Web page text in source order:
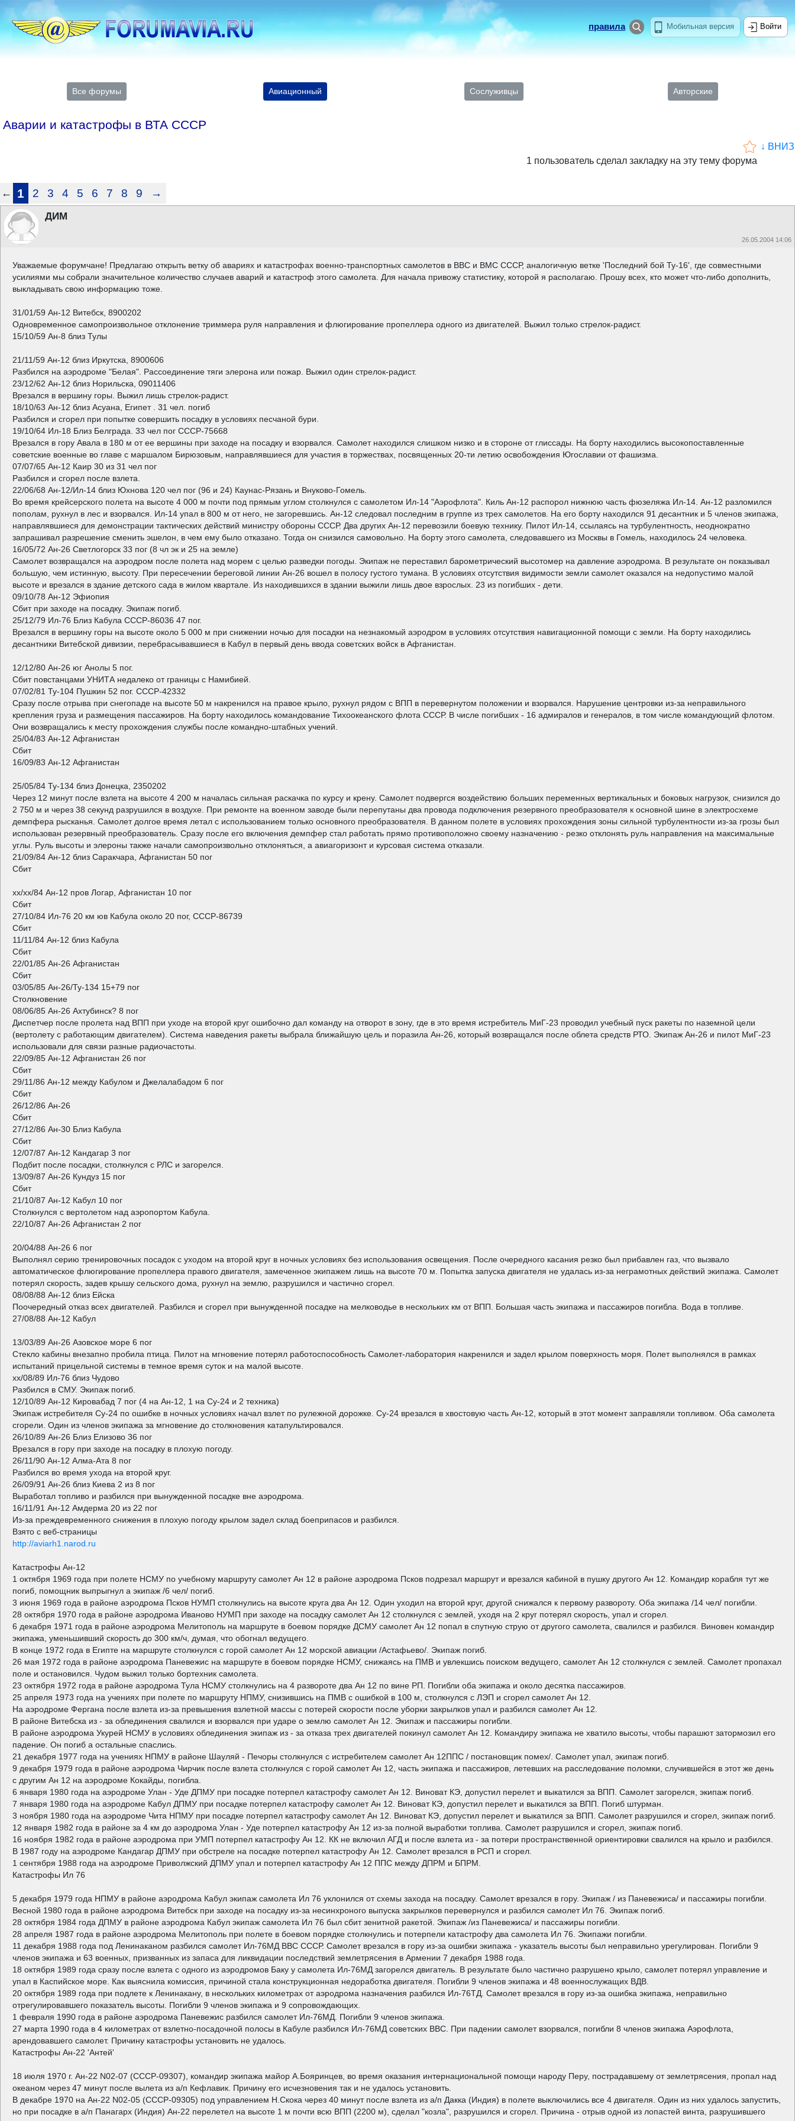
Мобильная версия
правила Войти
Все форумы Авиационный Сослуживцы Авторские
Аварии и катастрофы в ВТА СССР
1 пользователь сделал закладку на эту тему форума
↓ ВНИЗ
← 1 2 3 4 5 6 7 8 9 →
ДИМ
26.05.2004 14:06
Уважаемые форумчане! Предлагаю открыть ветку об авариях и катастрофах военно-транспортных самолетов в ВВС и ВМС СССР, аналогичную ветке 'Последний бой Ту-16', где совместными
усилиями мы собрали значительное количество случаев аварий и катастроф этого самолета. Для начала привожу статистику, которой я располагаю. Прошу всех, кто может что-либо дополнить,
выкладывать свою информацию тоже.
31/01/59 Ан-12 Витебск, 8900202
Одновременное самопроизвольное отклонение триммера руля направления и флюгирование пропеллера одного из двигателей. Выжил только стрелок-радист.
15/10/59 Ан-8 близ Тулы
21/11/59 Ан-12 близ Иркутска, 8900606
Разбился на аэродроме "Белая". Рассоединение тяги элерона или пожар. Выжил один стрелок-радист.
23/12/62 Ан-12 близ Норильска, 09011406
Врезался в вершину горы. Выжил лишь стрелок-радист.
18/10/63 Ан-12 близ Асуана, Египет . 31 чел. погиб
Разбился и сгорел при попытке совершить посадку в условиях песчаной бури.
19/10/64 Ил-18 Близ Белграда. 33 чел пог СССР-75668
Врезался в гору Авала в 180 м от ее вершины при заходе на посадку и взорвался. Самолет находился слишком низко и в стороне от глиссады. На борту находились высокопоставленные
советские военные во главе с маршалом Бирюзовым, направлявшиеся для участия в торжествах, посвященных 20-ти летию освобождения Югославии от фашизма.
07/07/65 Ан-12 Каир 30 из 31 чел пог
Разбился и сгорел после взлета.
22/06/68 Ан-12/Ил-14 близ Юхнова 120 чел пог (96 и 24) Каунас-Рязань и Внуково-Гомель.
Во время крейсерского полета на высоте 4 000 м почти под прямым углом столкнулся с самолетом Ил-14 "Аэрофлота". Киль Ан-12 распорол нижнюю часть фюзеляжа Ил-14. Ан-12 разломился
пополам, рухнул в лес и взорвался. Ил-14 упал в 800 м от него, не загоревшись. Ан-12 следовал последним в группе из трех самолетов. На его борту находился 91 десантник и 5 членов экипажа,
направлявшиеся для демонстрации тактических действий министру обороны СССР. Два других Ан-12 перевозили боевую технику. Пилот Ил-14, ссылаясь на турбулентность, неоднократно
запрашивал разрешение сменить эшелон, в чем ему было отказано. Тогда он снизился самовольно. На борту этого самолета, следовавшего из Москвы в Гомель, находилось 24 человека.
16/05/72 Ан-26 Светлогорск 33 пог (8 чл эк и 25 на земле)
Самолет возвращался на аэродром после полета над морем с целью разведки погоды. Экипаж не переставил барометрический высотомер на давление аэродрома. В результате он показывал
большую, чем истинную, высоту. При пересечении береговой линии Ан-26 вошел в полосу густого тумана. В условиях отсутствия видимости земли самолет оказался на недопустимо малой
высоте и врезался в здание детского сада в жилом квартале. Из находившихся в здании выжили лишь двое взрослых. 23 из погибших - дети.
09/10/78 Ан-12 Эфиопия
Сбит при заходе на посадку. Экипаж погиб.
25/12/79 Ил-76 Близ Кабула СССР-86036 47 пог.
Врезался в вершину горы на высоте около 5 000 м при снижении ночью для посадки на незнакомый аэродром в условиях отсутствия навигационной помощи с земли. На борту находились
десантники Витебской дивизии, перебрасывавшиеся в Кабул в первый день ввода советских войск в Афганистан.
12/12/80 Ан-26 юг Анолы 5 пог.
Сбит повстанцами УНИТА недалеко от границы с Намибией.
07/02/81 Ту-104 Пушкин 52 пог. СССР-42332
Сразу после отрыва при снегопаде на высоте 50 м накренился на правое крыло, рухнул рядом с ВПП в перевернутом положении и взорвался. Нарушение центровки из-за неправильного
крепления груза и размещения пассажиров. На борту находилось командование Тихоокеанского флота СССР. В числе погибших - 16 адмиралов и генералов, в том числе командующий флотом.
Они возвращались к месту прохождения службы после командно-штабных учений.
25/04/83 Ан-12 Афганистан
Сбит
16/09/83 Ан-12 Афганистан
25/05/84 Ту-134 близ Донецка, 2350202
Через 12 минут после взлета на высоте 4 200 м началась сильная раскачка по курсу и крену. Самолет подвергся воздействию больших переменных вертикальных и боковых нагрузок, снизился до
2 750 м и через 38 секунд разрушился в воздухе. При ремонте на военном заводе были перепутаны два провода подключения резервного преобразователя к основной шине в электросхеме
демпфера рысканья. Самолет долгое время летал с использованием только основного преобразователя. В данном полете в условиях прохождения зоны сильной турбулентности из-за грозы был
использован резервный преобразователь. Сразу после его включения демпфер стал работать прямо противоположно своему назначению - резко отклонять руль направления на максимальные
углы. Руль высоты и элероны также начали самопроизвольно отклоняться, а авиагоризонт и курсовая система отказали.
21/09/84 Ан-12 близ Саракчара, Афганистан 50 пог
Сбит
хх/хх/84 Ан-12 пров Логар, Афганистан 10 пог
Сбит
27/10/84 Ил-76 20 км юв Кабула около 20 пог, СССР-86739
Сбит
11/11/84 Ан-12 близ Кабула
Сбит
22/01/85 Ан-26 Афганистан
Сбит
03/05/85 Ан-26/Ту-134 15+79 пог
Столкновение
08/06/85 Ан-26 Ахтубинск? 8 пог
Диспетчер после пролета над ВПП при уходе на второй круг ошибочно дал команду на отворот в зону, где в это время истребитель МиГ-23 проводил учебный пуск ракеты по наземной цели
(вертолету с работающим двигателем). Система наведения ракеты выбрала ближайшую цель и поразила Ан-26, который возвращался после облета средств РТО. Экипаж Ан-26 и пилот МиГ-23
использовали для связи разные радиочастоты.
22/09/85 Ан-12 Афганистан 26 пог
Сбит
29/11/86 Ан-12 между Кабулом и Джелалабадом 6 пог
Сбит
26/12/86 Ан-26
Сбит
27/12/86 Ан-30 Близ Кабула
Сбит
12/07/87 Ан-12 Кандагар 3 пог
Подбит после посадки, столкнулся с РЛС и загорелся.
13/09/87 Ан-26 Кундуз 15 пог
Сбит
21/10/87 Ан-12 Кабул 10 пог
Столкнулся с вертолетом над аэропортом Кабула.
22/10/87 Ан-26 Афганистан 2 пог
20/04/88 Ан-26 6 пог
Выполнял серию тренировочных посадок с уходом на второй круг в ночных условиях без использования освещения. После очередного касания резко был прибавлен газ, что вызвало
автоматическое флюгирование пропеллера правого двигателя, замеченное экипажем лишь на высоте 70 м. Попытка запуска двигателя не удалась из-за неграмотных действий экипажа. Самолет
потерял скорость, задев крышу сельского дома, рухнул на землю, разрушился и частично сгорел.
08/08/88 Ан-12 близ Ейска
Поочередный отказ всех двигателей. Разбился и сгорел при вынужденной посадке на мелководье в нескольких км от ВПП. Большая часть экипажа и пассажиров погибла. Вода в топливе.
27/08/88 Ан-12 Кабул
13/03/89 Ан-26 Азовское море 6 пог
Стекло кабины внезапно пробила птица. Пилот на мгновение потерял работоспособность Самолет-лаборатория накренился и задел крылом поверхность моря. Полет выполнялся в рамках
испытаний прицельной системы в темное время суток и на малой высоте.
хх/08/89 Ил-76 близ Чудово
Разбился в СМУ. Экипаж погиб.
12/10/89 Ан-12 Кировабад 7 пог (4 на Ан-12, 1 на Су-24 и 2 техника)
Экипаж истребителя Су-24 по ошибке в ночных условиях начал взлет по рулежной дорожке. Су-24 врезался в хвостовую часть Ан-12, который в этот момент заправляли топливом. Оба самолета
сгорели. Один из членов экипажа за мгновение до столкновения катапультировался.
26/10/89 Ан-26 Близ Елизово 36 пог
Врезался в гору при заходе на посадку в плохую погоду.
26/11/90 Ан-12 Алма-Ата 8 пог
Разбился во время ухода на второй круг.
26/09/91 Ан-26 близ Киева 2 из 8 пог
Выработал топливо и разбился при вынужденной посадке вне аэродрома.
16/11/91 Ан-12 Амдерма 20 из 22 пог
Из-за преждевременного снижения в плохую погоду крылом задел склад боеприпасов и разбился.
Взято с веб-страницы
http://aviarh1.narod.ru
Катастрофы Ан-12
1 октября 1969 года при полете НСМУ по учебному маршруту самолет Ан 12 в районе аэродрома Псков подрезал маршрут и врезался кабиной в пушку другого Ан 12. Командир корабля тут же
погиб, помощник выпрыгнул а экипаж /6 чел/ погиб.
3 июня 1969 года в районе аэродрома Псков НУМП столкнулись на высоте круга два Ан 12. Один уходил на второй круг, другой снижался к первому развороту. Оба экипажа /14 чел/ погибли.
28 октября 1970 года в районе аэродрома Иваново НУМП при заходе на посадку самолет Ан 12 столкнулся с землей, уходя на 2 круг потерял скорость, упал и сгорел.
6 декабря 1971 года в районе аэродрома Мелитополь на маршруте в боевом порядке ДСМУ самолет Ан 12 попал в спутную струю от другого самолета, свалился и разбился. Виновен командир
экипажа, уменьшивший скорость до 300 км/ч, думая, что обогнал ведущего.
В конце 1972 года в Египте на маршруте столкнулся с горой самолет Ан 12 морской авиации /Астафьево/. Экипаж погиб.
26 мая 1972 года в районе аэродрома Паневежис на маршруте в боевом порядке НСМУ, снижаясь на ПМВ и увлекшись поиском ведущего, самолет Ан 12 столкнулся с землей. Самолет пропахал
поле и остановился. Чудом выжил только бортехник самолета.
23 октября 1972 года в районе аэродрома Тула НСМУ столкнулись на 4 развороте два Ан 12 по вине РП. Погибли оба экипажа и около десятка пассажиров.
25 апреля 1973 года на учениях при полете по маршруту НПМУ, снизившись на ПМВ с ошибкой в 100 м, столкнулся с ЛЭП и сгорел самолет Ан 12.
На аэродроме Фергана после взлета из-за превышения взлетной массы с потерей скорости после уборки закрылков упал и разбился самолет Ан 12.
В районе Витебска из - за облединения свалился и взорвался при ударе о землю самолет Ан 12. Экипаж и пассажиры погибли.
В районе аэродрома Укурей НСМУ в условиях облединения экипаж из - за отказа трех двигателей покинул самолет Ан 12. Командиру экипажа не хватило высоты, чтобы парашют затормозил его
падение. Он погиб а остальные спаслись.
21 декабря 1977 года на учениях НПМУ в районе Шауляй - Печоры столкнулся с истребителем самолет Ан 12ППС / постановщик помех/. Самолет упал, экипаж погиб.
9 декабря 1979 года в районе аэродрома Чирчик после взлета столкнулся с горой самолет Ан 12, часть экипажа и пассажиров, летевших на расследование поломки, случившейся в этот же день
с другим Ан 12 на аэродроме Кокайды, погибла.
6 января 1980 года на аэродроме Улан - Уде ДПМУ при посадке потерпел катастрофу самолет Ан 12. Виноват КЭ, допустил перелет и выкатился за ВПП. Самолет загорелся, экипаж погиб.
7 января 1980 года на аэродроме Кабул ДПМУ при посадке потерпел катастрофу самолет Ан 12. Виноват КЭ, допустил перелет и выкатился за ВПП. Погиб штурман.
3 ноября 1980 года на аэродроме Чита НПМУ при посадке потерпел катастрофу самолет Ан 12. Виноват КЭ, допустил перелет и выкатился за ВПП. Самолет разрушился и сгорел, экипаж погиб.
12 января 1982 года в районе за 4 км до аэродрома Улан - Уде потерпел катастрофу Ан 12 из-за полной выработки топлива. Самолет разрушился и сгорел, экипаж погиб.
16 ноября 1982 года в районе аэродрома при УМП потерпел катастрофу Ан 12. КК не включил АГД и после взлета из - за потери пространственной ориентировки свалился на крыло и разбился.
В 1987 году на аэродроме Кандагар ДПМУ при обстреле на посадке потерпел катастрофу Ан 12. Самолет врезался в РСП и сгорел.
1 сентября 1988 года на аэродроме Приволжский ДПМУ упал и потерпел катастрофу Ан 12 ППС между ДПРМ и БПРМ.
Катастрофы Ил 76
5 декабря 1979 года НПМУ в районе аэродрома Кабул экипаж самолета Ил 76 уклонился от схемы захода на посадку. Самолет врезался в гору. Экипаж / из Паневежиса/ и пассажиры погибли.
Весной 1980 года в районе аэродрома Витебск при заходе на посадку из-за несинхроного выпуска закрылков перевернулся и разбился самолет Ил 76. Экипаж погиб.
28 октября 1984 года ДПМУ в районе аэродрома Кабул экипаж самолета Ил 76 был сбит зенитной ракетой. Экипаж /из Паневежиса/ и пассажиры погибли.
28 апреля 1987 года в районе аэродрома Мелитополь при полете в боевом порядке столкнулись и потерпели катастрофу два самолета Ил 76. Экипажи погибли.
11 декабря 1988 года под Ленинаканом разбился самолет Ил-76МД ВВС СССР. Самолет врезался в гору из-за ошибки экипажа - указатель высоты был неправильно урегулирован. Погибли 9
членов экипажа и 63 военных, призванных из запаса для ликвидации последствий землетрясения в Армении 7 декабря 1988 года.
18 октября 1989 года сразу после взлета с одного из аэродромов Баку у самолета Ил-76МД загорелся двигатель. В результате было частично разрушено крыло, самолет потерял управление и
упал в Каспийское море. Как выяснила комиссия, причиной стала конструкционная недоработка двигателя. Погибли 9 членов экипажа и 48 военнослужащих ВДВ.
20 октября 1989 года при подлете к Ленинакану, в нескольких километрах от аэродрома назначения разбился Ил-76ТД. Самолет врезался в гору из-за ошибка экипажа, неправильно
отрегулировавшего показатель высоты. Погибли 9 членов экипажа и 9 сопровождающих.
1 февраля 1990 года в районе аэродрома Паневежис разбился самолет Ил-76МД. Погибли 9 членов экипажа.
27 марта 1990 года в 4 километрах от взлетно-посадочной полосы в Кабуле разбился Ил-76МД советских ВВС. При падении самолет взорвался, погибли 8 членов экипажа Аэрофлота,
арендовавшего самолет. Причину катастрофы установить не удалось.
Катастрофы Ан-22 'Антей'
18 июля 1970 г. Ан-22 N02-07 (СССР-09307), командир экипажа майор А.Бояринцев, во время оказания интернациональной помощи народу Перу, пострадавшему от землетрясения, пропал над
океаном через 47 минут после вылета из а/п Кефлавик. Причину его исчезновения так и не удалось установить.
В декабре 1970 на Ан-22 N02-05 (СССР-09305) под управлением H.Скока через 40 минут после взлета из а/п Дакка (Индия) в полете выключились все 4 двигателя. Один из них удалось запустить,
но при посадке в а/п Панагарх (Индия) Ан-22 перелетел на высоте 1 м почти всю ВПП (2200 м), сделал "козла", разрушился и сгорел. Причина - отрыв одной из лопастей винта, разрушившего